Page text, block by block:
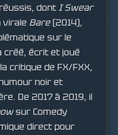
dontI Swear
Bare(2014),
sur le
créé, écrit et joué
critique de FX/FXX,
noir et
De 2017 à 2019, il
sur Comedy
direct pour